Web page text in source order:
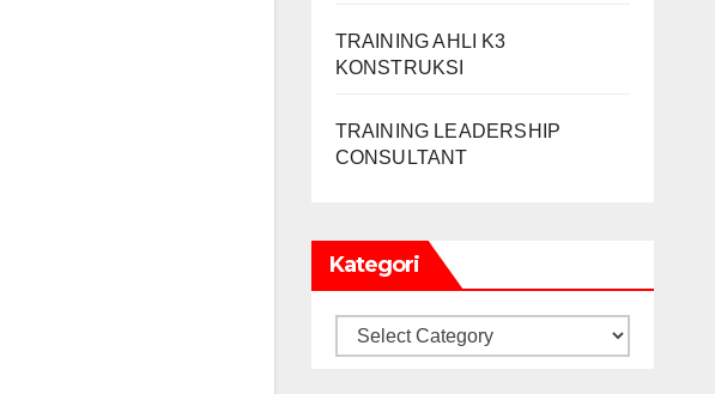
TRAINING AHLI K3
KONSTRUKSI
TRAINING LEADERSHIP
CONSULTANT
Kategori
Kategori